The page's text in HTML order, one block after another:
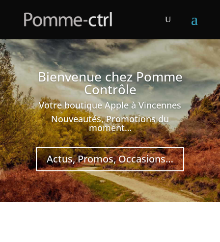
Bienvenue chez Pomme
Contrôle
Votre boutique Apple à Vincennes
Nouveautés, Promotions du
moment…
Actus, Promos, Occasions…